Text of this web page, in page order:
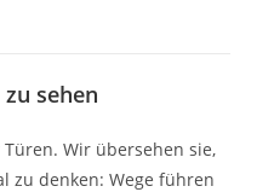
sehen
Wir übersehen sie,
zu denken: Wege führen